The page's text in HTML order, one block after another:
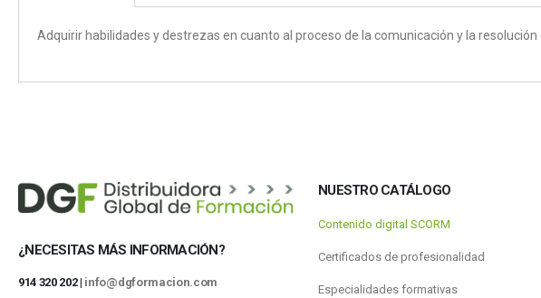
Adquirir habilidades y destrezas en cuanto al proceso de la comunicación y la resolución
¿NECESITAS MÁS INFORMACIÓN?
914 320 202 | info@dgformacion.com
NUESTRO CATÁLOGO
Contenido digital SCORM
Certificados de profesionalidad
Especialidades formativas